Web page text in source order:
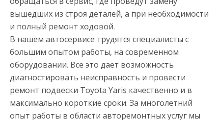
вышедших из строя деталей, а при необходимости
и полный ремонт ходовой.
В нашем автосервисе трудятся специалисты с
большим опытом работы, на современном
оборудовании. Всё это даёт возможность
диагностировать неисправность и провести
ремонт подвески Toyota Yaris качественно и в
максимально короткие сроки. За многолетний
опыт работы в области авторемонтных услуг мы